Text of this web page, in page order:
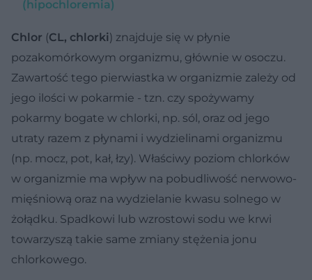
(hipochloremia)
Chlor (CL, chlorki) znajduje się w płynie
pozakomórkowym organizmu, głównie w osoczu.
Zawartość tego pierwiastka w organizmie zależy od
jego ilości w pokarmie - tzn. czy spożywamy
pokarmy bogate w chlorki, np. sól, oraz od jego
utraty razem z płynami i wydzielinami organizmu
(np. mocz, pot, kał, łzy). Właściwy poziom chlorków
w organizmie ma wpływ na pobudliwość nerwowo-
mięśniową oraz na wydzielanie kwasu solnego w
żołądku. Spadkowi lub wzrostowi sodu we krwi
towarzyszą takie same zmiany stężenia jonu
chlorkowego.